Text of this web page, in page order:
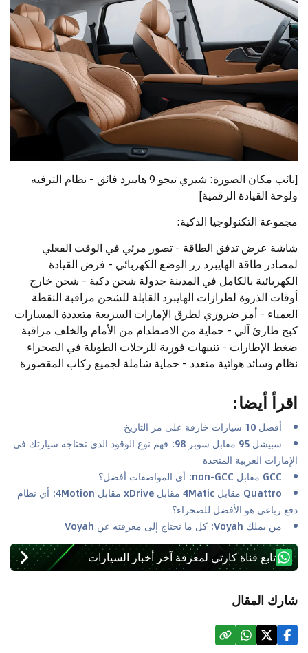
[نائب مكان الصورة: شيري تيجو 9 هايبرد فائق - نظام الترفيه
ولوحة القيادة الرقمية]
مجموعة التكنولوجيا الذكية:
شاشة عرض تدفق الطاقة - تصور مرئي في الوقت الفعلي
لمصادر طاقة الهايبرد زر الوضع الكهربائي - فرض القيادة
الكهربائية بالكامل في المدينة جدولة شحن ذكية - شحن خارج
أوقات الذروة لطرازات الهايبرد القابلة للشحن مراقبة النقطة
العمياء - أمر ضروري لطرق الإمارات السريعة متعددة المسارات
كبح طارئ آلي - حماية من الاصطدام من الأمام والخلف مراقبة
ضغط الإطارات - تنبيهات فورية للرحلات الطويلة في الصحراء
نظام وسائد هوائية متعدد - حماية شاملة لجميع ركاب المقصورة
اقرأ أيضا:
أفضل 10 سيارات خارقة على مر التاريخ
سبيشل 95 مقابل سوبر 98: فهم نوع الوقود الذي تحتاجه سيارتك في
الإمارات العربية المتحدة
GCC مقابل non-GCC: أي المواصفات أفضل؟
Quattro مقابل 4Matic مقابل xDrive مقابل 4Motion: أي نظام
دفع رباعي هو الأفضل للصحراء؟
من يملك Voyah: كل ما تحتاج إلى معرفته عن Voyah
تابع قناة كارتي لمعرفة آخر أخبار السيارات
شارك المقال